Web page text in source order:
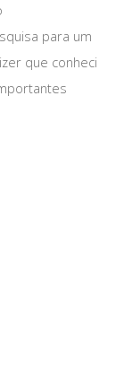
para um
que conheci